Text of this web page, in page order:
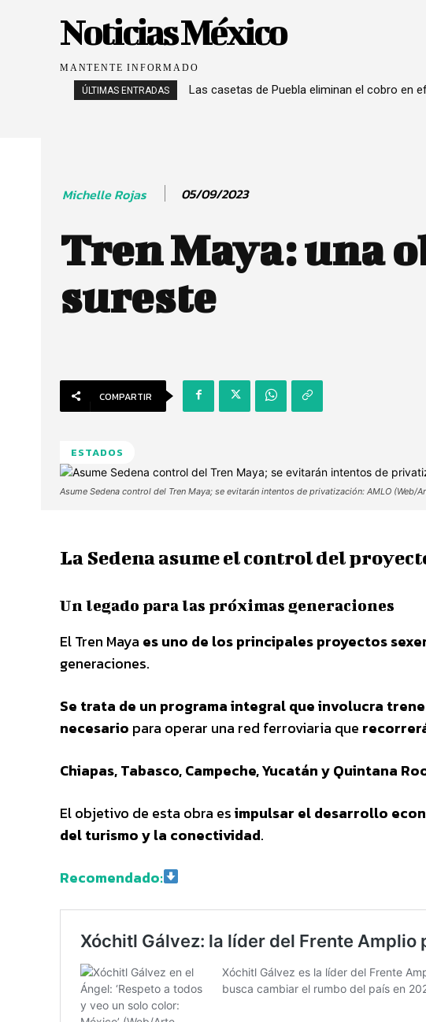
Noticias México
MANTENTE INFORMADO
ÚLTIMAS ENTRADAS Las casetas de Puebla eliminan el cobro en
Michelle Rojas 05/09/2023
Tren Maya: una
sureste
COMPARTIR
ESTADOS
Asume Sedena control del Tren Maya; se evitarán intentos de privatización: AMLO (Web/
La Sedena asume el control del
Un legado para las próximas generaciones
El Tren Maya es uno de los principales proyectos
generaciones.
Se trata de un programa integral que involucra
necesario para operar una red ferroviaria que
Chiapas, Tabasco, Campeche, Yucatán y Quintana
El objetivo de esta obra esimpulsar el desarrollo
del turismo y la conectividad.
Recomendado: